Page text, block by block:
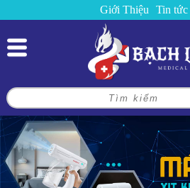
Giới Thiệu Tin tức